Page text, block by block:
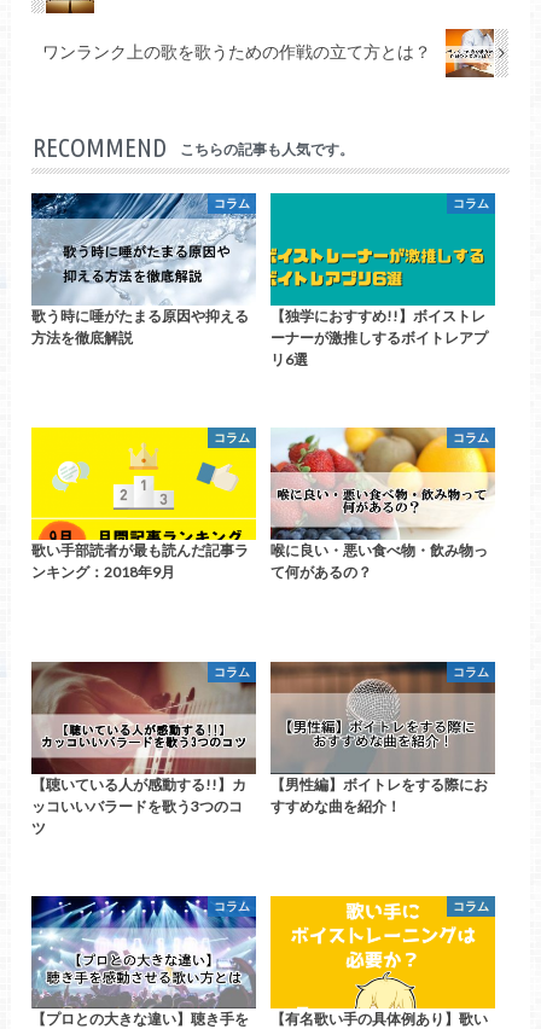
ワンランク上の歌を歌うための作戦の立て方とは？
RECOMMEND こちらの記事も人気です。
コラム
歌う時に唾がたまる原因や抑える
方法を徹底解説
コラム
【独学におすすめ!!】ボイストレ
ーナーが激推しするボイトレアプ
リ6選
コラム
歌い手部読者が最も読んだ記事ラ
ンキング：2018年9月
コラム
喉に良い・悪い食べ物・飲み物っ
て何があるの？
コラム
【聴いている人が感動する!!】カ
ッコいいバラードを歌う3つのコ
ツ
コラム
【男性編】ボイトレをする際にお
すすめな曲を紹介！
コラム
【プロとの大きな違い】聴き手を
コラム
【有名歌い手の具体例あり】歌い